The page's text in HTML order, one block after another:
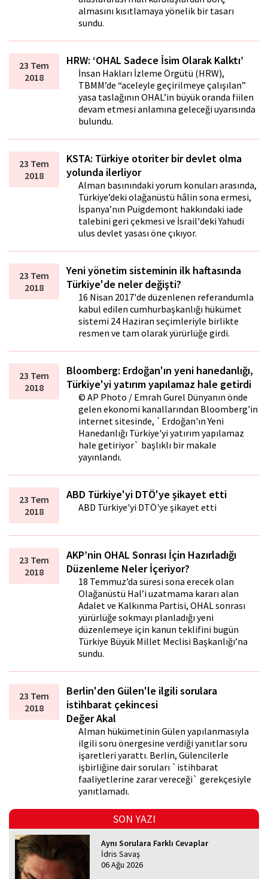
almasını kısıtlamaya yönelik bir tasarı
sundu.
23 Tem
2018
HRW: ‘OHAL Sadece İsim Olarak Kalktı’
İnsan Hakları İzleme Örgütü (HRW),
TBMM’de “aceleyle geçirilmeye çalışılan”
yasa taslağının OHAL’in büyük oranda fiilen
devam etmesi anlamına geleceği uyarısında
bulundu.
23 Tem
2018
KSTA: Türkiye otoriter bir devlet olma
yolunda ilerliyor
Alman basınındaki yorum konuları arasında,
Türkiye’deki olağanüstü hâlin sona ermesi,
İspanya’nın Puigdemont hakkındaki iade
talebini geri çekmesi ve İsrail'deki Yahudi
ulus devlet yasası öne çıkıyor.
23 Tem
2018
Yeni yönetim sisteminin ilk haftasında
Türkiye'de neler değişti?
16 Nisan 2017'de düzenlenen referandumla
kabul edilen cumhurbaşkanlığı hükümet
sistemi 24 Haziran seçimleriyle birlikte
resmen ve tam olarak yürürlüğe girdi.
23 Tem
2018
Bloomberg: Erdoğan'ın yeni hanedanlığı,
Türkiye'yi yatırım yapılamaz hale getirdi
© AP Photo / Emrah Gurel Dünyanın önde
gelen ekonomi kanallarından Bloomberg'in
internet sitesinde, `Erdoğan'ın Yeni
Hanedanlığı Türkiye'yi yatırım yapılamaz
hale getiriyor` başlıklı bir makale
yayınlandı.
23 Tem
2018
ABD Türkiye'yi DTÖ'ye şikayet etti
ABD Türkiye'yi DTÖ'ye şikayet etti
23 Tem
2018
AKP’nin OHAL Sonrası İçin Hazırladığı
Düzenleme Neler İçeriyor?
18 Temmuz’da süresi sona erecek olan
Olağanüstü Hal’i uzatmama kararı alan
Adalet ve Kalkınma Partisi, OHAL sonrası
yürürlüğe sokmayı planladığı yeni
düzenlemeye için kanun teklifini bugün
Türkiye Büyük Millet Meclisi Başkanlığı’na
sundu.
23 Tem
2018
Berlin'den Gülen'le ilgili sorulara
istihbarat çekincesi
Değer Akal
Alman hükümetinin Gülen yapılanmasıyla
ilgili soru önergesine verdiği yanıtlar soru
işaretleri yarattı. Berlin, Gülencilerle
işbirliğine dair soruları `istihbarat
faaliyetlerine zarar vereceği` gerekçesiyle
yanıtlamadı.
SON YAZI
Aynı Sorulara Farklı Cevaplar
İdris Savaş
06 Ağu 2026